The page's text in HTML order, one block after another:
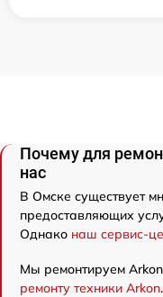
Почему для
нас
В Омске существует
предоставляющих
Однако наш сервис-
Мы ремонтируем
ремонту техники Arkon